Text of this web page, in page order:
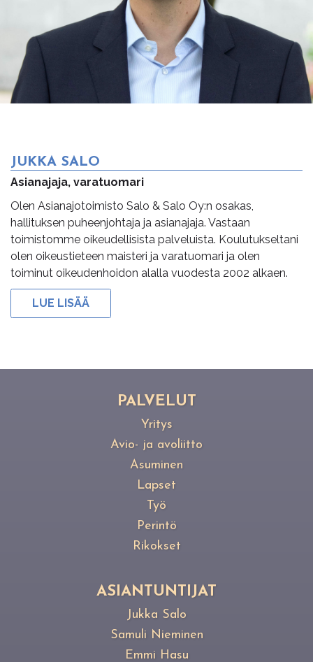
JUKKA SALO
Asianajaja, varatuomari
Olen Asianajotoimisto Salo & Salo Oy:n osakas,
hallituksen puheenjohtaja ja asianajaja. Vastaan
toimistomme oikeudellisista palveluista. Koulutukseltani
olen oikeustieteen maisteri ja varatuomari ja olen
toiminut oikeudenhoidon alalla vuodesta 2002 alkaen.
LUE LISÄÄ
PAL­VE­LUT
Yritys
Avio- ja avoliitto
Asuminen
Lapset
Työ
Perintö
Rikokset
ASIANTUNTIJAT
Jukka Salo
Samuli Nieminen
Emmi Hasu